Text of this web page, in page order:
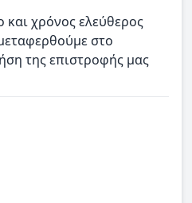
και χρόνος ελεύθερος
στο
της επιστροφής μας